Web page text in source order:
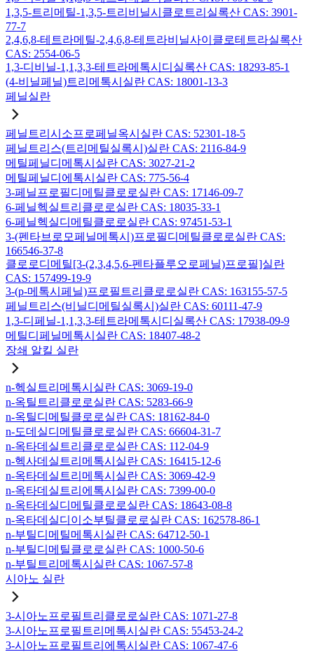
1,3,5-트리메틸-1,3,5-트리비닐시클로트리실록산 CAS: 3901-
77-7
2,4,6,8-테트라메틸-2,4,6,8-테트라비닐사이클로테트라실록산
CAS: 2554-06-5
1,3-디비닐-1,1,3,3-테트라메톡시디실록산 CAS: 18293-85-1
(4-비닐페닐)트리메톡시실란 CAS: 18001-13-3
페닐실란
페닐트리시소프로페닐옥시실란 CAS: 52301-18-5
페닐트리스(트리메틸실록시)실란 CAS: 2116-84-9
메틸페닐디메톡시실란 CAS: 3027-21-2
메틸페닐디에톡시실란 CAS: 775-56-4
3-페닐프로필디메틸클로로실란 CAS: 17146-09-7
6-페닐헥실트리클로로실란 CAS: 18035-33-1
6-페닐헥실디메틸클로로실란 CAS: 97451-53-1
3-(펜타브로모페닐메톡시)프로필디메틸클로로실란 CAS:
166546-37-8
클로로디메틸[3-(2,3,4,5,6-펜타플루오로페닐)프로필]실란
CAS: 157499-19-9
3-(p-메톡시페닐)프로필트리클로로실란 CAS: 163155-57-5
페닐트리스(비닐디메틸실록시)실란 CAS: 60111-47-9
1,3-디페닐-1,1,3,3-테트라메톡시디실록산 CAS: 17938-09-9
메틸디페닐메톡시실란 CAS: 18407-48-2
장쇄 알킬 실란
n-헥실트리메톡시실란 CAS: 3069-19-0
n-옥틸트리클로로실란 CAS: 5283-66-9
n-옥틸디메틸클로로실란 CAS: 18162-84-0
n-도데실디메틸클로로실란 CAS: 66604-31-7
n-옥타데실트리클로로실란 CAS: 112-04-9
n-헥사데실트리메톡시실란 CAS: 16415-12-6
n-옥타데실트리메톡시실란 CAS: 3069-42-9
n-옥타데실트리에톡시실란 CAS: 7399-00-0
n-옥타데실디메틸클로로실란 CAS: 18643-08-8
n-옥타데실디이소부틸클로로실란 CAS: 162578-86-1
n-부틸디메틸메톡시실란 CAS: 64712-50-1
n-부틸디메틸클로로실란 CAS: 1000-50-6
n-부틸트리메톡시실란 CAS: 1067-57-8
시아노 실란
3-시아노프로필트리클로로실란 CAS: 1071-27-8
3-시아노프로필트리메톡시실란 CAS: 55453-24-2
3-시아노프로필트리에톡시실란 CAS: 1067-47-6